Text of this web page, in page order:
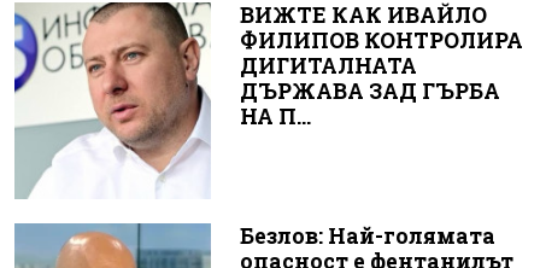
ВИЖТЕ КАК ИВАЙЛО
ФИЛИПОВ КОНТРОЛИРА
ДИГИТАЛНАТА
ДЪРЖАВА ЗАД ГЪРБА
НА П...
Безлов: Най-голямата
опасност е фентанилът